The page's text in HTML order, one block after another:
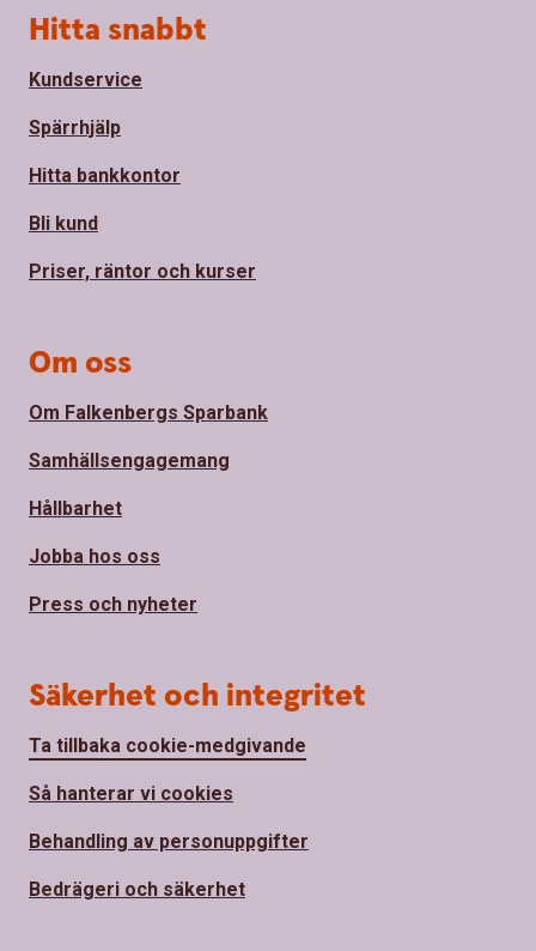
Sidfot
Hitta snabbt
Kundservice
Spärrhjälp
Hitta bankkontor
Bli kund
Priser, räntor och kurser
Om oss
Om Falkenbergs Sparbank
Samhällsengagemang
Hållbarhet
Jobba hos oss
Press och nyheter
Säkerhet och integritet
Ta tillbaka cookie-medgivande
Så hanterar vi cookies
Behandling av personuppgifter
Bedrägeri och säkerhet